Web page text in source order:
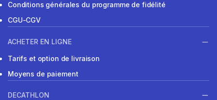
Conditions générales du programme de fidélité
CGU-CGV
ACHETER EN LIGNE
Tarifs et option de livraison
Moyens de paiement
DECATHLON